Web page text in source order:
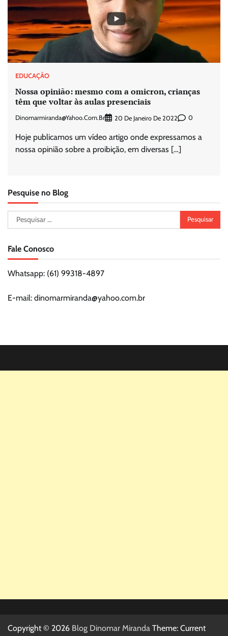
EDUCAÇÃO
Nossa opinião: mesmo com a omicron, crianças
têm que voltar às aulas presenciais
Dinomarmiranda@yahoo.com.br 20 De Janeiro De 2022 0
Hoje publicamos um vídeo artigo onde expressamos a
nossa opinião sobre a proibição, em diversas […]
Pesquise no Blog
Pesquisar
por:
Fale Conosco
Whatsapp: (61) 99318-4897
E-mail: dinomarmiranda@yahoo.com.br
Copyright © 2026 Blog Dinomar Miranda Theme: Current